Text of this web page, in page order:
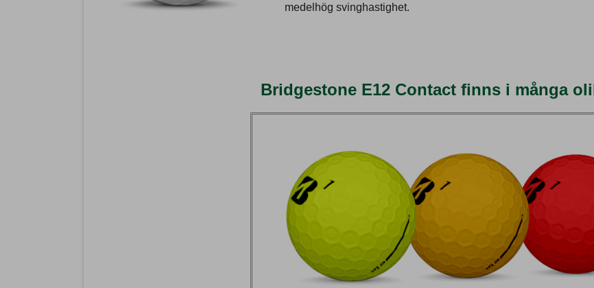
medelhög svinghastighet.
Bridgestone E12 Contact finns i många